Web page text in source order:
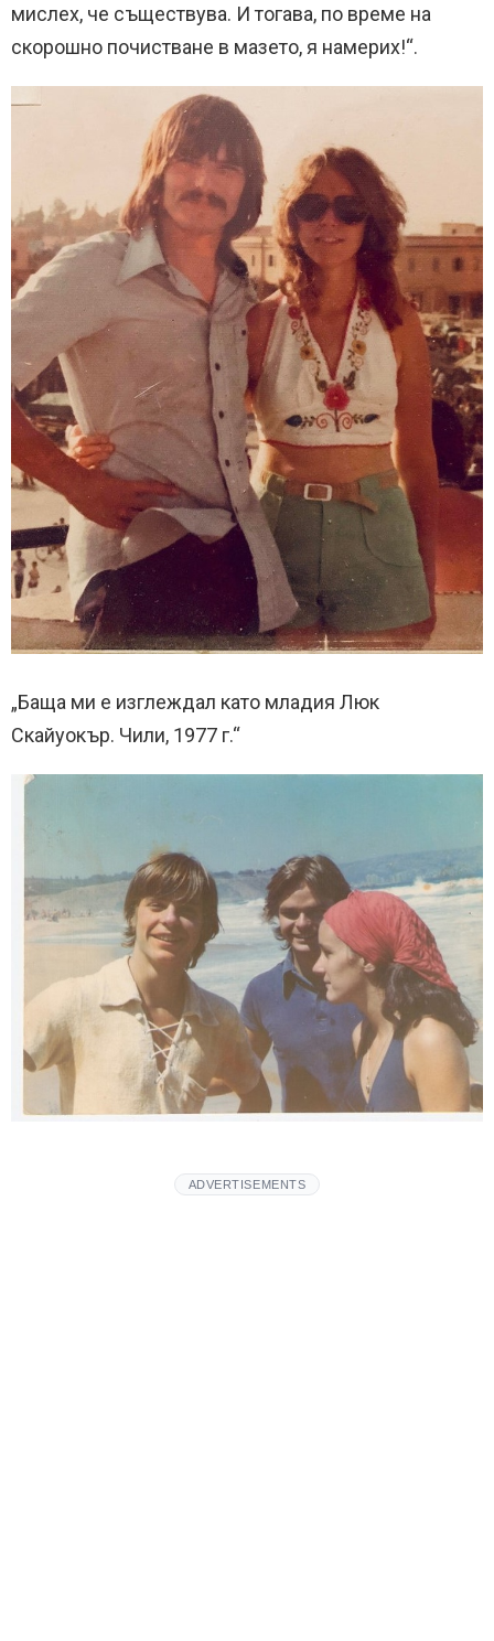
мислех, че съществува. И тогава, по време на
скорошно почистване в мазето, я намерих!“.
„Баща ми е изглеждал като младия Люк
Скайуокър. Чили, 1977 г.“
ADVERTISEMENTS